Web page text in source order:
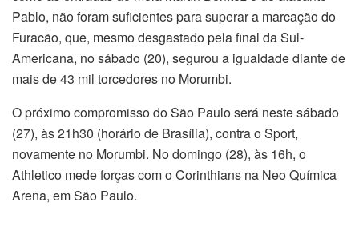
Pablo, não foram suficientes para superar a marcação do
Furacão, que, mesmo desgastado pela final da Sul-
Americana, no sábado (20), segurou a igualdade diante de
mais de 43 mil torcedores no Morumbi.
O próximo compromisso do São Paulo será neste sábado
(27), às 21h30 (horário de Brasília), contra o Sport,
novamente no Morumbi. No domingo (28), às 16h, o
Athletico mede forças com o Corinthians na Neo Química
Arena, em São Paulo.